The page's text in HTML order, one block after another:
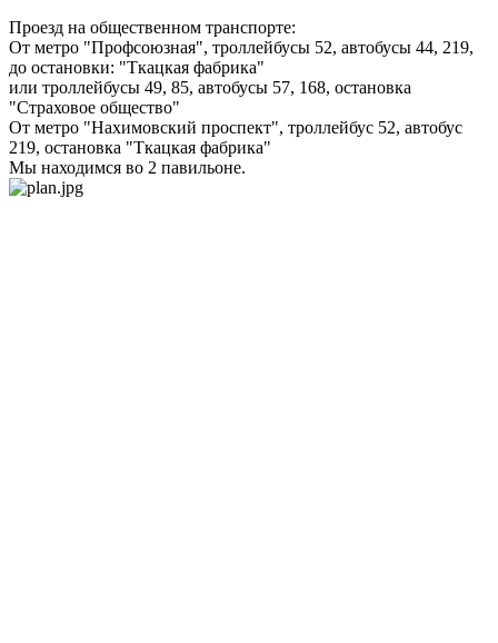
Проезд на общественном транспорте:
От метро "Профсоюзная", троллейбусы 52, автобусы 44, 219,
до остановки: "Ткацкая фабрика"
или троллейбусы 49, 85, автобусы 57, 168, остановка
"Страховое общество"
От метро "Нахимовский проспект", троллейбус 52, автобус
219, остановка "Ткацкая фабрика"
Мы находимся во 2 павильоне.